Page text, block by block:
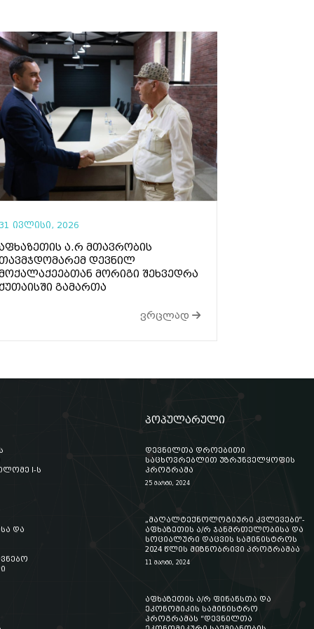
31 ივლისი, 2026
ა.რ მთავრობის
დევნილ
მორიგი შეხვედრა
გამართა
ვრცლად
I-ს
და
პოპულარული
დევნილთა დროებითი
საცხოვრებლით უზრუნველყოფის
პროგრამა
25 მარტი, 2024
„მაღალტექნოლოგიური კვლევები“-
აფხაზეთის ა/რ ჯანმრთელობისა და
სოციალური დაცვის სამინისტროს
2024 წლის მიზნობრივი პროგრამაა
11 მარტი, 2024
აფხაზეთის ა/რ ფინანსთა და
ეკონომიკის სამინისტრო
პროგრამას “დევნილთა